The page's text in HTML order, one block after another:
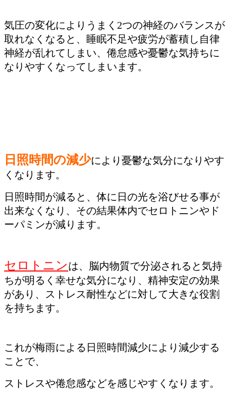
気圧の変化によりうまく2つの神経のバランスが
取れなくなると、睡眠不足や疲労が蓄積し自律
神経が乱れてしまい、倦怠感や憂鬱な気持ちに
なりやすくなってしまいます。
日照時間の減少により憂鬱な気分になりやす
くなります。
日照時間が減ると、体に日の光を浴びせる事が
出来なくなり、その結果体内でセロトニンやド
ーパミンが減ります。
セロトニンは、脳内物質で分泌されると気持
ちが明るく幸せな気分になり、精神安定の効果
があり、ストレス耐性などに対して大きな役割
を持ちます。
これが梅雨による日照時間減少により減少する
ことで、
ストレスや倦怠感などを感じやすくなります。